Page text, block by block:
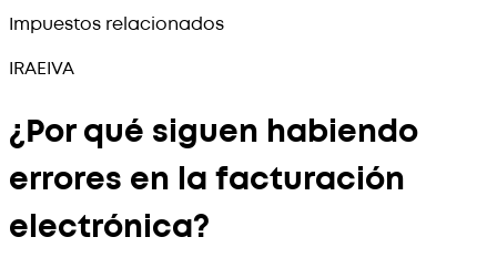
Impuestos relacionados
IRAEIVA
¿Por qué siguen habiendo
errores en la facturación
electrónica?